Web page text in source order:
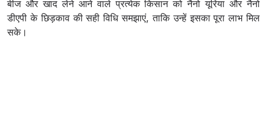
बीज और खाद लेने आने वाले प्रत्येक किसान को नैनो यूरिया और नैनो
डीएपी के छिड़काव की सही विधि समझाएं, ताकि उन्हें इसका पूरा लाभ मिल
सके।